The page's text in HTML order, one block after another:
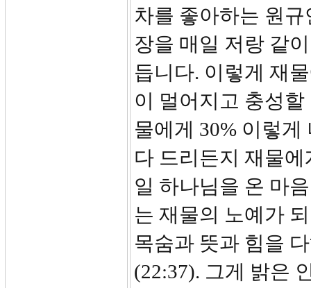
차를 좋아하는 원
장을 매일 저랑 같
듭니다. 이렇게 재
이 멀어지고 충성
물에게 30% 이렇
다 드리든지 재물
일 하나님을 온 마
는 재물의 노예가
목숨과 뜻과 힘을
(22:37). 그게 밝은